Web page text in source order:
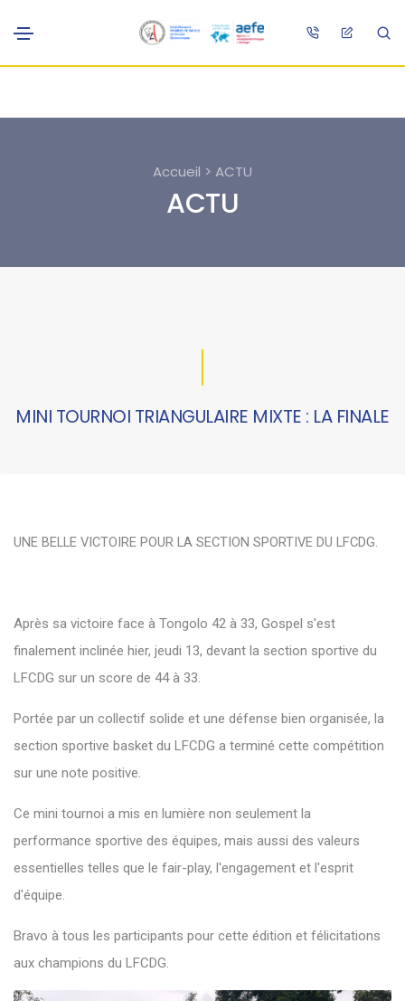
Accueil > ACTU
ACTU
MINI TOURNOI TRIANGULAIRE MIXTE : LA FINALE
UNE BELLE VICTOIRE POUR LA SECTION SPORTIVE DU LFCDG.
Après sa victoire face à Tongolo 42 à 33, Gospel s'est
finalement inclinée hier, jeudi 13, devant la section sportive du
LFCDG sur un score de 44 à 33.
Portée par un collectif solide et une défense bien organisée, la
section sportive basket du LFCDG a terminé cette compétition
sur une note positive.
Ce mini tournoi a mis en lumière non seulement la
performance sportive des équipes, mais aussi des valeurs
essentielles telles que le fair-play, l'engagement et l'esprit
d'équipe.
Bravo à tous les participants pour cette édition et félicitations
aux champions du LFCDG.